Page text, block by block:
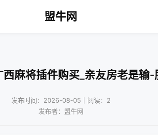
盟牛网
麻将插件购买_亲友房老是输-
发布时间：2026-08-05｜阅读：2
发布者：盟牛网